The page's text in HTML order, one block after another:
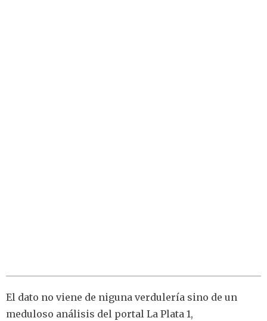
El dato no viene de niguna verdulería sino de un
meduloso análisis del portal La Plata 1,